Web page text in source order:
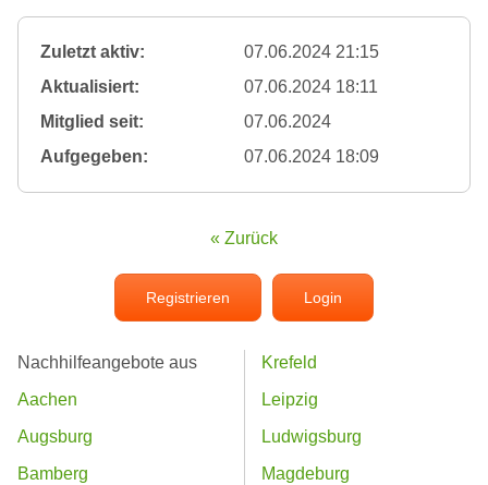
Zuletzt aktiv:
07.06.2024 21:15
Aktualisiert:
07.06.2024 18:11
Mitglied seit:
07.06.2024
Aufgegeben:
07.06.2024 18:09
« Zurück
Registrieren Login
Nachhilfeangebote aus
Aachen
Augsburg
Bamberg
Krefeld
Leipzig
Ludwigsburg
Magdeburg